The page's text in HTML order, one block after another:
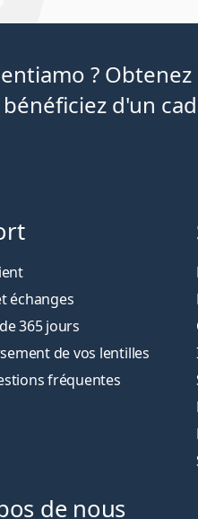
?
d'un
échanges
365 jours
de vos lentilles
fréquentes
de nous